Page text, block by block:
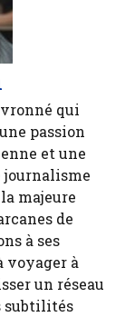
qui
passion
et une
journalisme
majeure
de
à ses
voyager à
un réseau
subtilités